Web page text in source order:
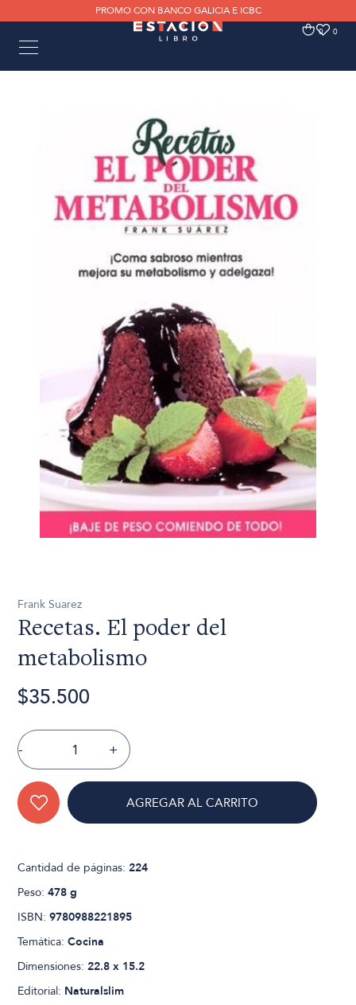
PROMO CON BANCO GALICIA E ICBC
0 0
Frank Suarez
Recetas. El poder del
metabolismo
$35.500
- +
AGREGAR AL CARRITO
Cantidad de páginas:224
Peso:478 g
ISBN:9780988221895
Temática:Cocina
Dimensiones:22.8 x 15.2
Editorial: Naturalslim